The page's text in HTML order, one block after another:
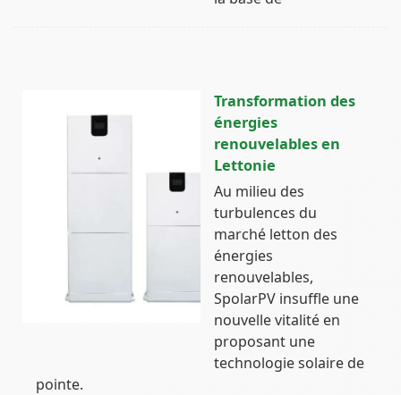
Transformation des
énergies
renouvelables en
Lettonie
Au milieu des
turbulences du
marché letton des
énergies
renouvelables,
SpolarPV insuffle une
nouvelle vitalité en
proposant une
technologie solaire de
pointe.